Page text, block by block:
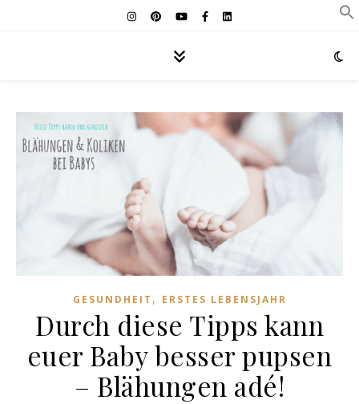
GESUNDHEIT , ERSTES LEBENSJAHR
Durch diese Tipps kann
euer Baby besser pupsen
– Blähungen adé!